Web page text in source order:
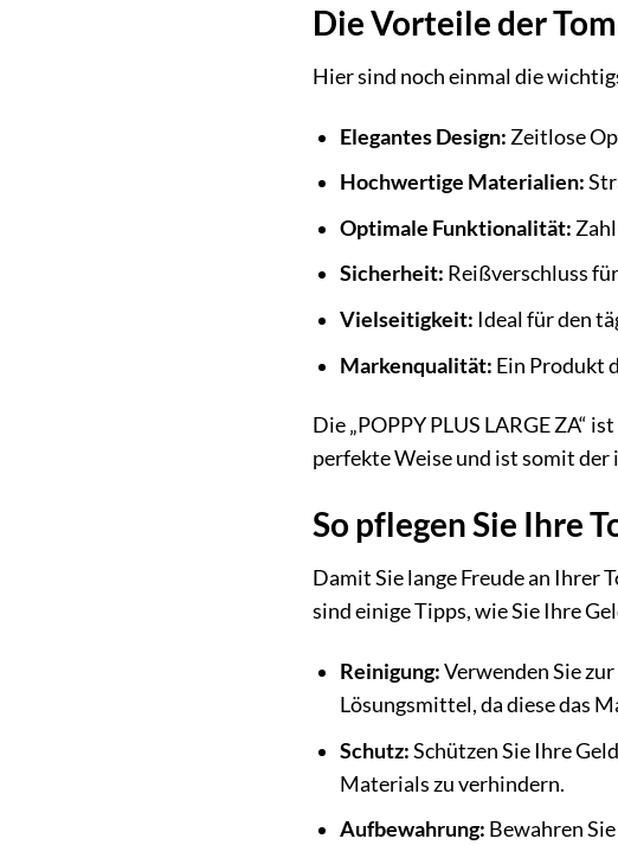
Die Vorteile der
Hier sind noch einmal die
Elegantes Design: Zeitlose
Hochwertige Materialien:
Optimale Funktionalität:
Sicherheit: Reißverschluss
Vielseitigkeit: Ideal für den
Markenqualität: Ein Produkt
Die „POPPY PLUS LARGE ZA“
perfekte Weise und ist somit der
So pflegen Sie Ihre
Damit Sie lange Freude an Ihrer
sind einige Tipps, wie Sie Ihre
Reinigung:Verwenden Sie
Lösungsmittel, da diese das
Schutz:Schützen Sie Ihre
Materials zu verhindern.
Aufbewahrung: Bewahren